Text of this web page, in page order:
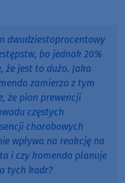
dwudziestoprocentowy
bo jednak 20%
że jest to dużo. Jaka
zamierza z tym
że pion prewencji
częstych
chorobowych
wpływa na reakcję na
i czy komenda planuje
tych kadr?